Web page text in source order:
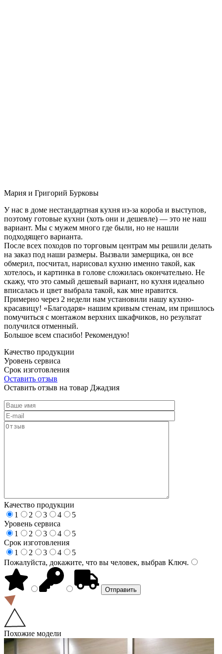
Мария и Григорий Бурковы
У нас в доме нестандартная кухня из-за короба и выступов,
поэтому готовые кухни (хоть они и дешевле) — это не наш
вариант. Мы с мужем много где были, но не нашли
подходящего варианта.
После всех походов по торговым центрам мы решили делать
на заказ под наши размеры. Вызвали замерщика, он все
обмерил, посчитал, нарисовал кухню именно такой, как
хотелось, и картинка в голове сложилась окончательно. Не
скажу, что это самый дешевый вариант, но кухня идеально
вписалась и цвет выбрала такой, как мне нравится.
Примерно через 2 недели нам установили нашу кухню-
красавицу! «Благодаря» нашим кривым стенам, им пришлось
помучиться с монтажом верхних шкафчиков, но результат
получился отменный.
Большое всем спасибо! Рекомендую!
Качество продукции
Уровень сервиса
Срок изготовления
Оставить отзыв
Оставить отзыв на товар Джадзия
Качество продукции
1
2 3 4
5
Уровень сервиса
1
2 3 4
5
Срок изготовления
1
2 3 4
5
Пожалуйста, докажите, что вы человек, выбрав Ключ.
Похожие модели